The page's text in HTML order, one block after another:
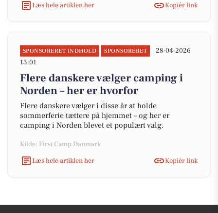
Læs hele artiklen her Kopiér link
SPONSORERET INDHOLD SPONSORERET
28-04-2026
13:01
Flere danskere vælger camping i
Norden – her er hvorfor
Flere danskere vælger i disse år at holde
sommerferie tættere på hjemmet – og her er
camping i Norden blevet et populært valg.
Kilde: First Camp Danmark
Læs hele artiklen her
Kopiér link